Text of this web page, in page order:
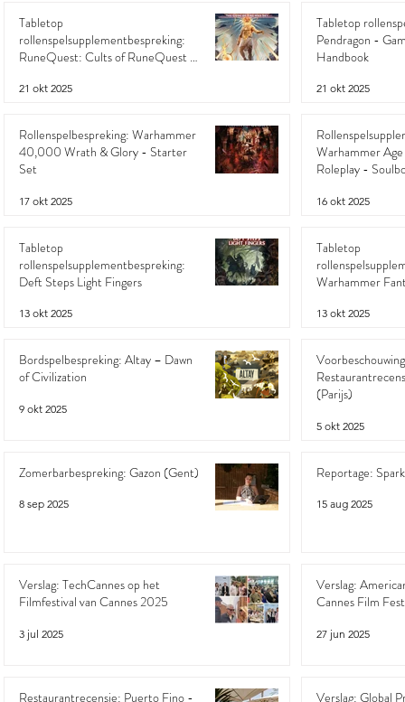
Tabletop
rollenspelsupplementbespreking:
RuneQuest: Cults of RuneQuest -
21 okt 2025
Tabletop
Pendragon -
Handbook
21 okt 2025
Rollenspelbespreking: Warhammer
40,000 Wrath & Glory - Starter
Set
17 okt 2025
Warhammer
Roleplay -
16 okt 2025
Tabletop
rollenspelsupplementbespreking:
Deft Steps Light Fingers
13 okt 2025
Tabletop
Warhammer
13 okt 2025
Bordspelbespreking: Altay – Dawn
of Civilization
9 okt 2025
(Parijs)
5 okt 2025
Zomerbarbespreking: Gazon (Gent)
8 sep 2025
Reportage:
15 aug 2025
Verslag: TechCannes op het
Filmfestival van Cannes 2025
3 jul 2025
Verslag:
Cannes Film
27 jun 2025
Restaurantrecensie: Puerto Fino -
Verslag: Global